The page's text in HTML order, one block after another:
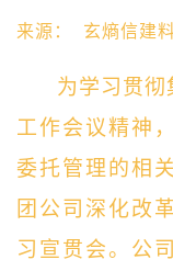
来源： 玄熵信建
为学习贯
工作会议精神
委托管理的相
团公司深化改
习宣贯会。公